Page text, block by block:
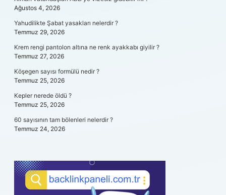
Ağustos 4, 2026
Yahudilikte Şabat yasakları nelerdir ?
Temmuz 29, 2026
Krem rengi pantolon altına ne renk ayakkabı giyilir ?
Temmuz 27, 2026
Köşegen sayısı formülü nedir ?
Temmuz 25, 2026
Kepler nerede öldü ?
Temmuz 25, 2026
60 sayısının tam bölenleri nelerdir ?
Temmuz 24, 2026